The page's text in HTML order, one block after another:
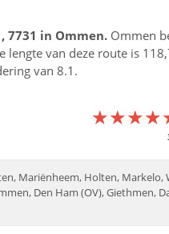
7731 in Ommen. Ommen
lengte van deze route is
van 8.1.
Mariënheem, Holten, Markelo,
Den Ham (OV), Giethmen,